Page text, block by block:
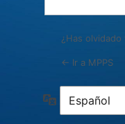
¿Has
← Ir a MPPS
Idioma